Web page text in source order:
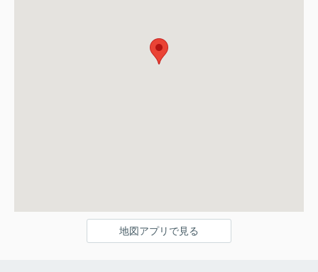
地図アプリで見る